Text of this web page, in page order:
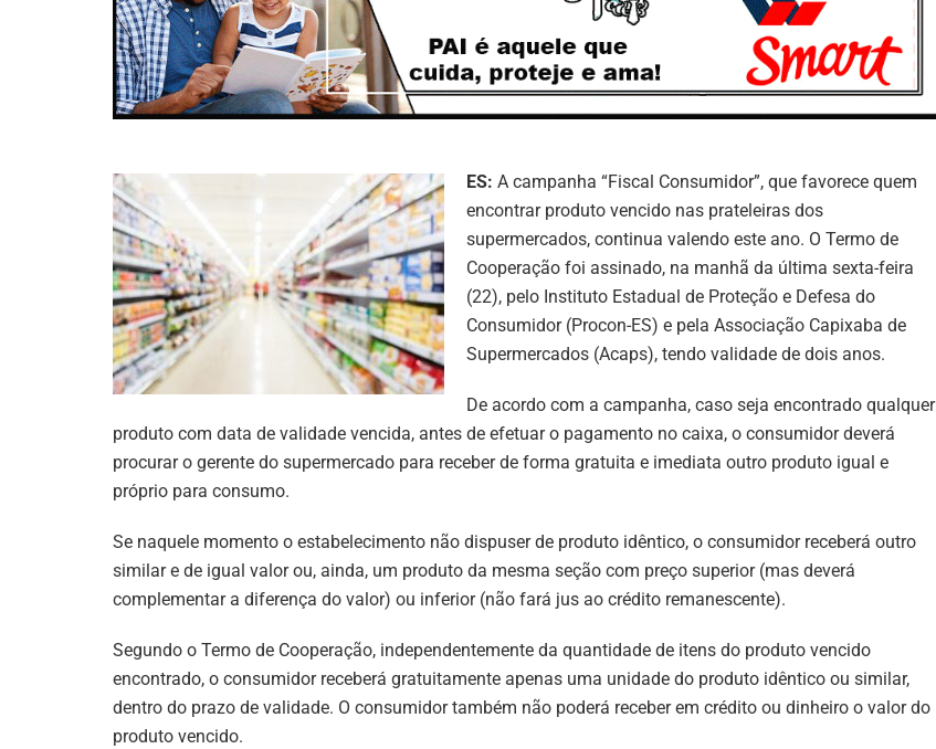
ES: A campanha “Fiscal Consumidor”, que favorece quem
encontrar produto vencido nas prateleiras dos
supermercados, continua valendo este ano. O Termo de
Cooperação foi assinado, na manhã da última sexta-feira
(22), pelo Instituto Estadual de Proteção e Defesa do
Consumidor (Procon-ES) e pela Associação Capixaba de
Supermercados (Acaps), tendo validade de dois anos.
De acordo com a campanha, caso seja encontrado qualquer
produto com data de validade vencida, antes de efetuar o pagamento no caixa, o consumidor deverá
procurar o gerente do supermercado para receber de forma gratuita e imediata outro produto igual e
próprio para consumo.
Se naquele momento o estabelecimento não dispuser de produto idêntico, o consumidor receberá outro
similar e de igual valor ou, ainda, um produto da mesma seção com preço superior (mas deverá
complementar a diferença do valor) ou inferior (não fará jus ao crédito remanescente).
Segundo o Termo de Cooperação, independentemente da quantidade de itens do produto vencido
encontrado, o consumidor receberá gratuitamente apenas uma unidade do produto idêntico ou similar,
dentro do prazo de validade. O consumidor também não poderá receber em crédito ou dinheiro o valor do
produto vencido.